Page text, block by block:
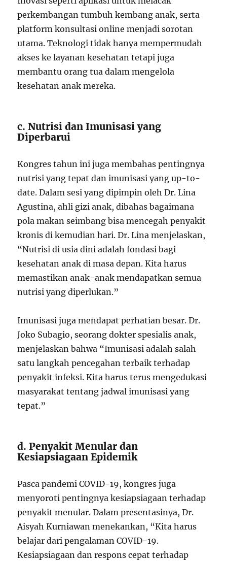
perkembangan tumbuh kembang anak, serta
platform konsultasi online menjadi sorotan
utama. Teknologi tidak hanya mempermudah
akses ke layanan kesehatan tetapi juga
membantu orang tua dalam mengelola
kesehatan anak mereka.
c. Nutrisi dan Imunisasi yang
Diperbarui
Kongres tahun ini juga membahas pentingnya
nutrisi yang tepat dan imunisasi yang up-to-
date. Dalam sesi yang dipimpin oleh Dr. Lina
Agustina, ahli gizi anak, dibahas bagaimana
pola makan seimbang bisa mencegah penyakit
kronis di kemudian hari. Dr. Lina menjelaskan,
“Nutrisi di usia dini adalah fondasi bagi
kesehatan anak di masa depan. Kita harus
memastikan anak-anak mendapatkan semua
nutrisi yang diperlukan.”
Imunisasi juga mendapat perhatian besar. Dr.
Joko Subagio, seorang dokter spesialis anak,
menjelaskan bahwa “Imunisasi adalah salah
satu langkah pencegahan terbaik terhadap
penyakit infeksi. Kita harus terus mengedukasi
masyarakat tentang jadwal imunisasi yang
tepat.”
d. Penyakit Menular dan
Kesiapsiagaan Epidemik
Pasca pandemi COVID-19, kongres juga
menyoroti pentingnya kesiapsiagaan terhadap
penyakit menular. Dalam presentasinya, Dr.
Aisyah Kurniawan menekankan, “Kita harus
belajar dari pengalaman COVID-19.
Kesiapsiagaan dan respons cepat terhadap